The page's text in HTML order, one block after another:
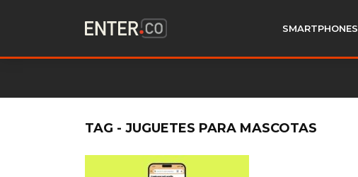
SMARTPHONES
TAG - JUGUETES PARA MASCOTAS